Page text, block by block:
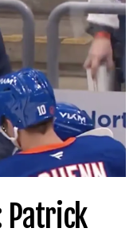
Patrick